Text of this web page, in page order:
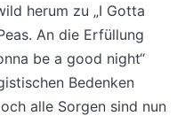
herum zu „I Gotta
An die Erfüllung
be a good night“
Bedenken
alle Sorgen sind nun